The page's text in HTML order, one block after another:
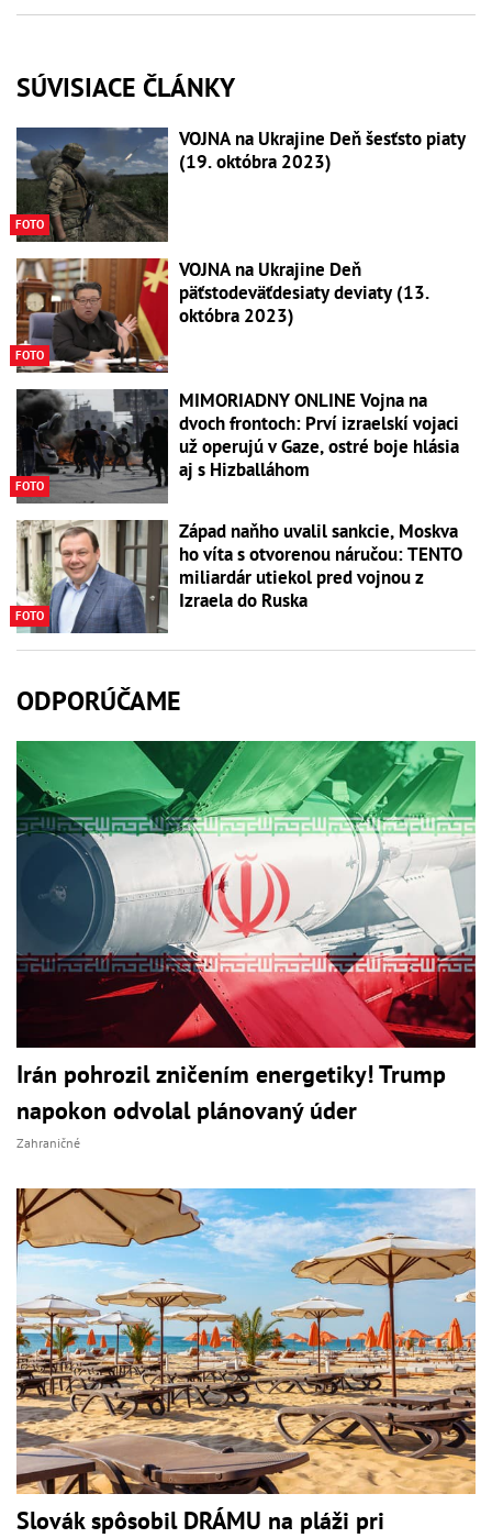
SÚVISIACE ČLÁNKY
FOTO
VOJNA na Ukrajine Deň šesťsto piaty
(19. októbra 2023)
FOTO
VOJNA na Ukrajine Deň
päťstodeväťdesiaty deviaty (13.
októbra 2023)
FOTO
MIMORIADNY ONLINE Vojna na
dvoch frontoch: Prví izraelskí vojaci
už operujú v Gaze, ostré boje hlásia
aj s Hizballáhom
FOTO
Západ naňho uvalil sankcie, Moskva
ho víta s otvorenou náručou: TENTO
miliardár utiekol pred vojnou z
Izraela do Ruska
ODPORÚČAME
Irán pohrozil zničením energetiky! Trump
napokon odvolal plánovaný úder
Zahraničné
Slovák spôsobil DRÁMU na pláži pri